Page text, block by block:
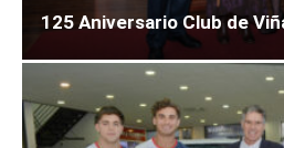
125 Aniversario Club de